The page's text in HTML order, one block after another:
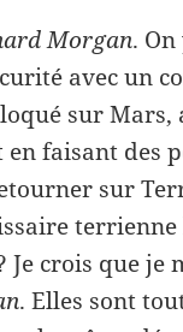
Morgan.
avec un
sur Mars,
faisant des
sur
crois que je
. Elles sont